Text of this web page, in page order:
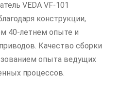
VEDA VF-101
конструкции,
40-летнем опыте и
Качество сборки
опыта ведущих
процессов.